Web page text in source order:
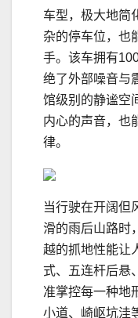
车型，极大地简
杂的停车位，也
手。该车拥有
绝了外部噪音与
馆级别的静谧空
内心的声音，也
律。
当行驶在开阔但
滑的雨后山路时
越的抓地性能让
式、五连杆后悬
准掌控每一种地
小道、崎岖坑洼